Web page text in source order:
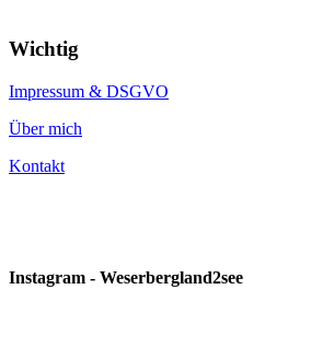
Wichtig
Impressum & DSGVO
Über mich
Kontakt
Instagram - Weserbergland2see